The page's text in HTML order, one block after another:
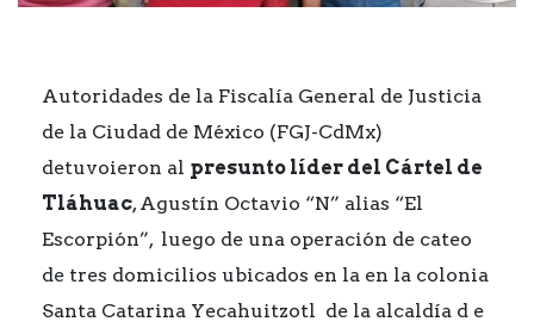
Autoridades de la Fiscalía General de Justicia
de la Ciudad de México (FGJ-CdMx)
detuvoieron al presunto líder del Cártel de
Tláhuac, Agustín Octavio “N” alias “El
Escorpión”, luego de una operación de cateo
de tres domicilios ubicados en la en la colonia
Santa Catarina Yecahuitzotl de la alcaldía d e